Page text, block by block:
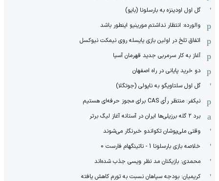
گل اول اودینزه به بارسلونا (بایو)
والورده: انتظار نداشتم مورینیو اینطور باشد
اتفاق تلخ در اولین بازی یایسله روی نیمکت نیوکسل
آغاز به کار سرمربی جدید قهرمان آسیا
دو خرید پایانی در راه اصفهان
گل اول سلتاویگو به ناپولی (جوتگلا)
نیکفر: منتظر رأی CAS برای مجوز حرفه‌ای هستیم
برد ۲ گله برزیلی‌ها ایران در آستانه آغاز لیگ برتر
وقتی ملی‌پوشان تکواندو خبرنگار می‌شوند
خلاصه بازی بارسلونا 1 - ناتینگهام فارست 0
محمدی: بازیکنان مد نظر ویسی جذب شده‌اند
کریمیان: بودجه سپاهان نسبت به تورم کاهش یافته